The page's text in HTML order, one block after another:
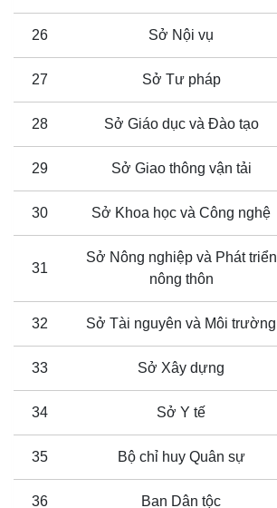
26 Sở Nội vụ
27 Sở Tư pháp
28 Sở Giáo dục và Đào tạo
29 Sở Giao thông vận tải
30 Sở Khoa học và Công nghệ
31
Sở Nông nghiệp và Phát triển
nông thôn
32 Sở Tài nguyên và Môi trường
33 Sở Xây dựng
34 Sở Y tế
35 Bộ chỉ huy Quân sự
36 Ban Dân tộc